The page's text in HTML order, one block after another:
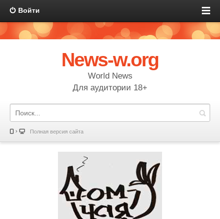
Войти
News-w.org
World News
Для аудитории 18+
Полная версия сайта